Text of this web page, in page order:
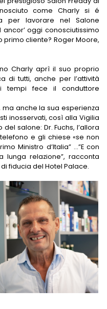
come Charly si é
per lavorare nel Salone
oggi conosciutissimo
primo cliente? Roger Moore,
Charly aprì il suo proprio
di tutti, anche per l’attività
tempi fece il conduttore
anche la sua esperienza
inosservati, così alla Vigilia
salone: Dr. Fuchs, l’allora
e gli chiese «se non
Ministro d’Italia” …”E con
lunga relazione”, racconta
fiducia del Hotel Palace.